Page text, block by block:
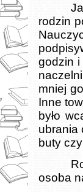
rodzin
godzin i
mniej
Inne
było
ubrania
buty
osoba